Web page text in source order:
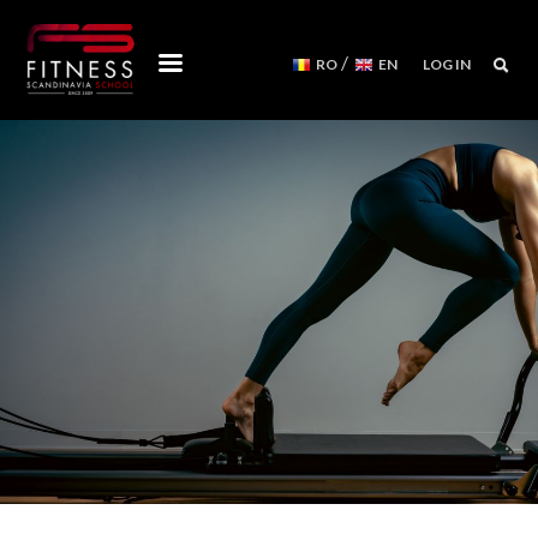
RO/ EN LOG IN
CURSURI
APARATE PILATES REFORMER
NOI
ECHIPA FITNESS SCANDINAVIA